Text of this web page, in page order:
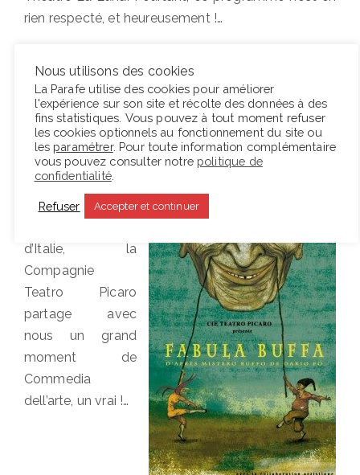
rien respecté, et heureusement !…
Lire la suite
Posted
on
15 juillet 2012 Festival d'Avignon 2012
« Fabula buffa » par la
Compagnie Teatro Picaro
d’Italie, la
Compagnie
Teatro Picaro
partage avec
nous un grand
moment de
Commedia
dell’arte, un vrai !…
Nous utilisons des cookies
La Parafe utilise des cookies pour améliorer
l'expérience sur son site et récolte des données à des
fins statistiques. Vous pouvez à tout moment refuser
les cookies optionnels au fonctionnement du site ou
les paramétrer. Pour toute information complémentaire
vous pouvez consulter notre politique de
confidentialité.
Refuser Accepter et continuer